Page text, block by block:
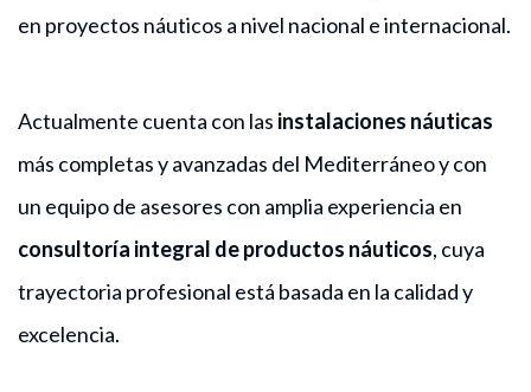
en proyectos náuticos a nivel nacional e internacional.
Actualmente cuenta con las instalaciones náuticas
más completas y avanzadas del Mediterráneo y con
un equipo de asesores con amplia experiencia en
consultoría integral de productos náuticos, cuya
trayectoria profesional está basada en la calidad y
excelencia.